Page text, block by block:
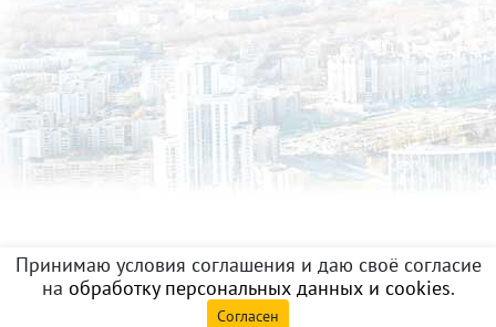
Принимаю условия соглашения и даю своё согласие
на обработку персональных данных и cookies.
Согласен